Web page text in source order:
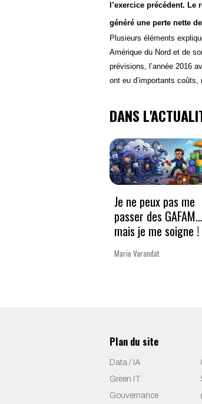
l’exercice précédent.
généré une perte nette
Plusieurs éléments
Amérique du Nord et de
prévisions, l’année 2016
ont eu d’importants
DANS
Je ne peux pas me
passer des GAFAM…
mais je me soigne !
Marie Varandat
Plan du site
Data / IA
Green IT
Gouvernance